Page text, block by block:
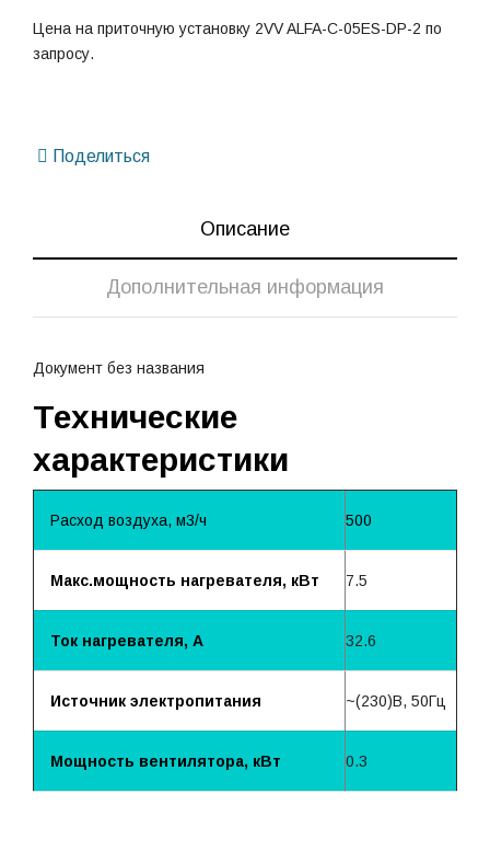
Цена на приточную установку 2VV ALFA-C-05ES-DP-2 по
запросу.
Поделиться
Описание
Дополнительная информация
Документ без названия
Технические
характеристики
Расход воздуха, м3/ч 500
Макс.мощность нагревателя, кВт 7.5
Ток нагревателя, А 32.6
Источник электропитания ~(230)B, 50Гц
Мощность вентилятора, кВт 0.3